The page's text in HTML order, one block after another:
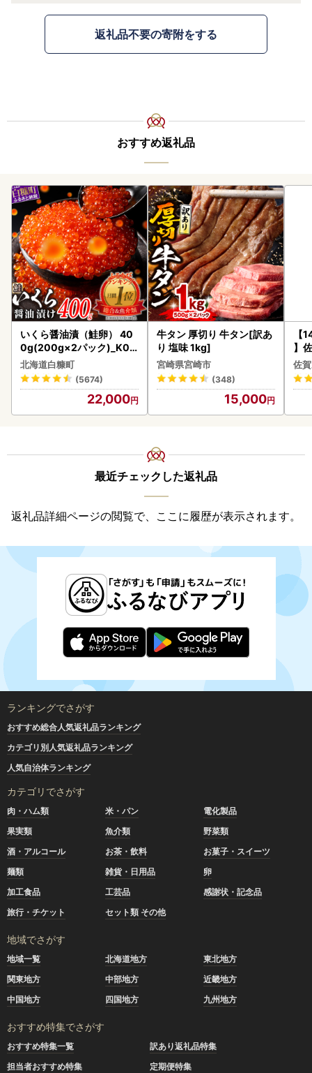
返礼品不要の寄附をする
おすすめ返礼品
いくら醤油漬（鮭卵） 40
0g(200g×2パック)_K02
2-1676
北海道白糠町
(5674)
22,000
牛タン 厚切り 牛タン[訳あ
り 塩味 1kg]
宮崎県宮崎市
(348)
15,000
【
】
2
佐
最近チェックした返礼品
返礼品詳細ページの閲覧で、ここに履歴が表示されます。
ランキングでさがす
おすすめ総合人気返礼品ランキング
カテゴリ別人気返礼品ランキング
人気自治体ランキング
カテゴリでさがす
肉・ハム類 米・パン
電化製品
果実類
魚介類
野菜類
酒・アルコール
お茶・飲料
お菓子・スイーツ
麺類
雑貨・日用品
卵
加工食品
工芸品
感謝状・記念品
旅行・チケット
セット類 その他
地域でさがす
地域一覧 北海道地方
東北地方
関東地方
中部地方
近畿地方
中国地方
四国地方 九州地方
おすすめ特集でさがす
おすすめ特集一覧
訳あり返礼品特集
担当者おすすめ特集
定期便特集